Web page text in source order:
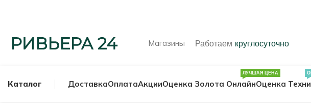
Магазины Работаем круглосуточно
Каталог ДоставкаОплатаАкцииОценка Золота Онлайн
ЛУЧШАЯ ЦЕНА
Оценка